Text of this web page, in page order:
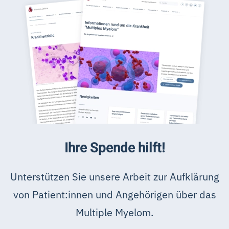
Ihre Spende hilft!
Unterstützen Sie unsere Arbeit zur Aufklärung
von Patient:innen und Angehörigen über das
Multiple Myelom.